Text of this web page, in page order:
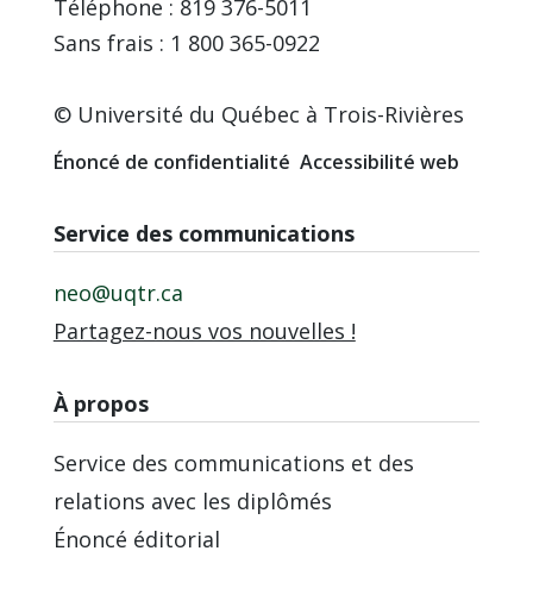
Téléphone : 819 376-5011
Sans frais : 1 800 365-0922
© Université du Québec à Trois-Rivières
Énoncé de confidentialité Accessibilité web
Service des communications
neo@uqtr.ca
Partagez-nous vos nouvelles !
À propos
Service des communications et des
relations avec les diplômés
Énoncé éditorial